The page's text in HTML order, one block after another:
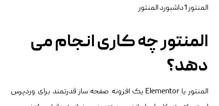
المنتور 1داشبورد المنتور
المنتور چه کاری انجام می‌
دهد؟
المنتور یا Elementor یک افزونه صفحه‌ ساز قدرتمند برای وردپرس